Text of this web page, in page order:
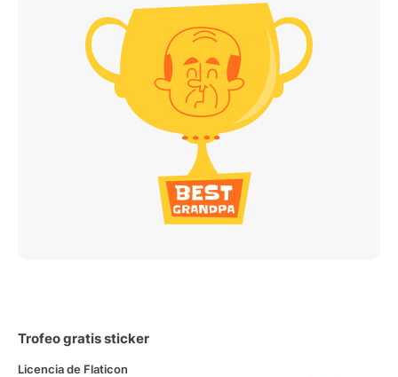
Trofeo gratis sticker
Licencia de Flaticon